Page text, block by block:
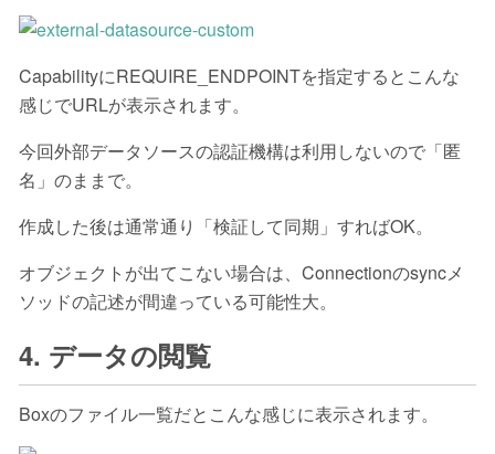
CapabilityにREQUIRE_ENDPOINTを指定するとこんな
感じでURLが表示されます。
今回外部データソースの認証機構は利用しないので「匿
名」のままで。
作成した後は通常通り「検証して同期」すればOK。
オブジェクトが出てこない場合は、Connectionのsyncメ
ソッドの記述が間違っている可能性大。
4. データの閲覧
Boxのファイル一覧だとこんな感じに表示されます。